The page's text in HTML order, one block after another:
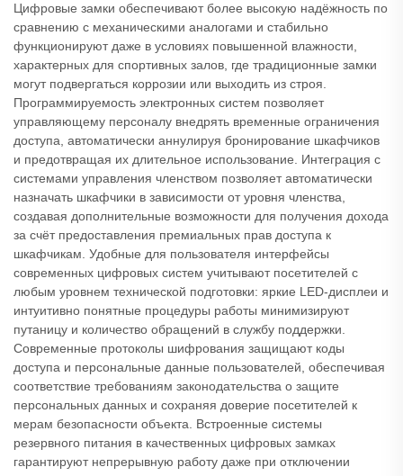
Цифровые замки обеспечивают более высокую надёжность по
сравнению с механическими аналогами и стабильно
функционируют даже в условиях повышенной влажности,
характерных для спортивных залов, где традиционные замки
могут подвергаться коррозии или выходить из строя.
Программируемость электронных систем позволяет
управляющему персоналу внедрять временные ограничения
доступа, автоматически аннулируя бронирование шкафчиков
и предотвращая их длительное использование. Интеграция с
системами управления членством позволяет автоматически
назначать шкафчики в зависимости от уровня членства,
создавая дополнительные возможности для получения дохода
за счёт предоставления премиальных прав доступа к
шкафчикам. Удобные для пользователя интерфейсы
современных цифровых систем учитывают посетителей с
любым уровнем технической подготовки: яркие LED-дисплеи и
интуитивно понятные процедуры работы минимизируют
путаницу и количество обращений в службу поддержки.
Современные протоколы шифрования защищают коды
доступа и персональные данные пользователей, обеспечивая
соответствие требованиям законодательства о защите
персональных данных и сохраняя доверие посетителей к
мерам безопасности объекта. Встроенные системы
резервного питания в качественных цифровых замках
гарантируют непрерывную работу даже при отключении